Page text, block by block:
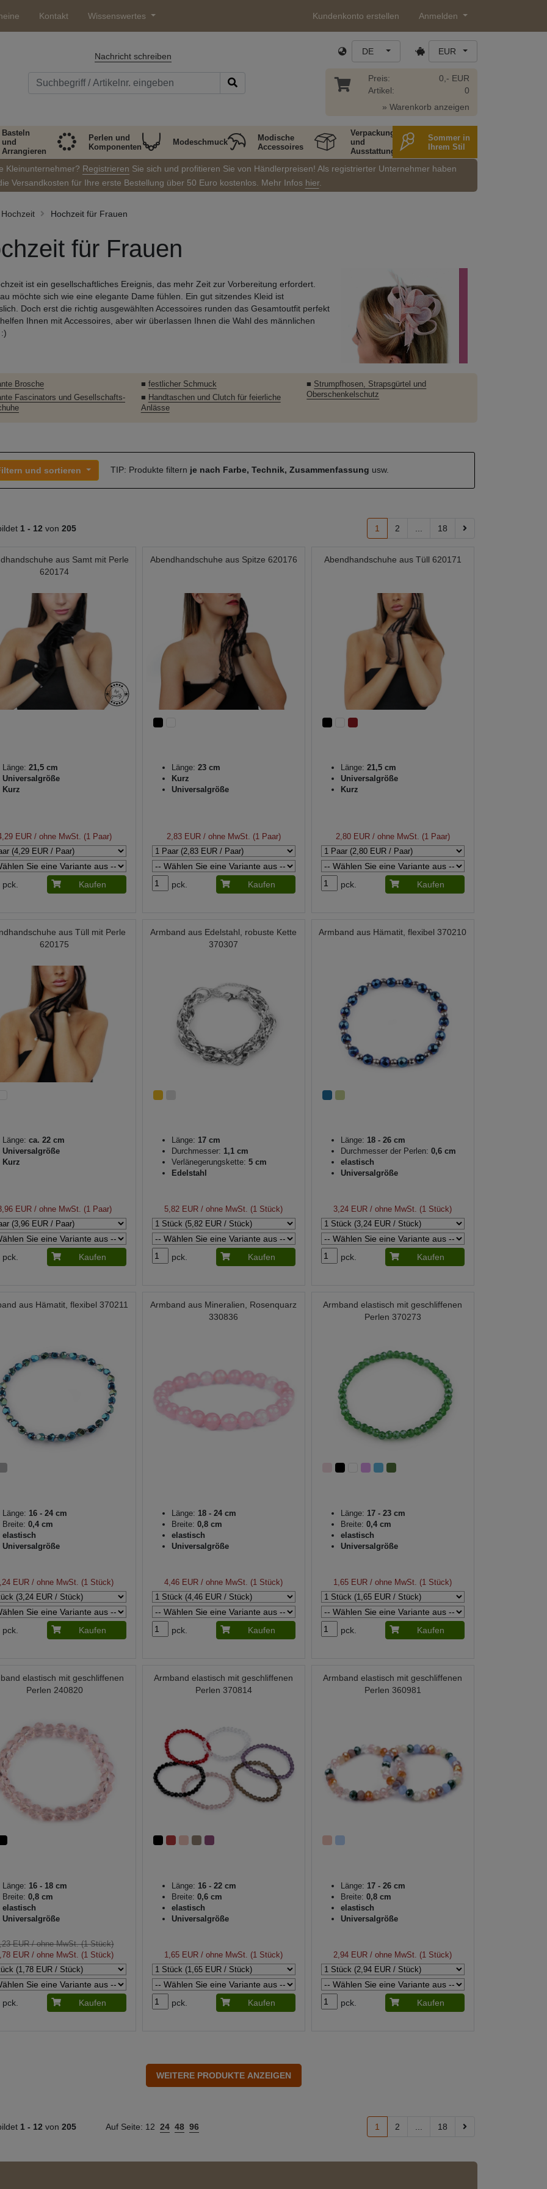
Kontakt Wissenswertes Kundenkonto erstellen Anmelden
Nachricht schreiben DE EUR
Preis:
Artikel:
0,- EUR
0
» Warenkorb anzeigen
Basteln
und
Arrangieren
Perlen und
Komponenten
Modeschmuck
Modische
Accessoires
Verpackung
und
Ausstattung
Sommer in
Ihrem Stil
Kleinunternehmer? Registrieren Sie sich und profitieren Sie von Händlerpreisen! Als registrierter Unternehmer haben
Versandkosten für Ihre erste Bestellung über 50 Euro kostenlos. Mehr Infos hier.
Hochzeit Hochzeit für Frauen
für Frauen
ist ein gesellschaftliches Ereignis, das mehr Zeit zur Vorbereitung erfordert.
möchte sich wie eine elegante Dame fühlen. Ein gut sitzendes Kleid ist
Doch erst die richtig ausgewählten Accessoires runden das Gesamtoutfit perfekt
Ihnen mit Accessoires, aber wir überlassen Ihnen die Wahl des männlichen
Brosche
Fascinators und Gesellschafts-
■ festlicher Schmuck
■ Handtaschen und Clutch für feierliche
Anlässe
■ Strumpfhosen, Strapsgürtel und
Oberschenkelschutz
und sortieren TIP: Produkte filtern je nach Farbe, Technik, Zusammenfassung usw.
1 - 12 von 205 1 2 18
aus Samt mit Perle
620174
Länge: 21,5 cm
Universalgröße
Kurz
EUR/ ohne MwSt. (1 Paar)
pck. Kaufen
Abendhandschuhe aus Spitze 620176
Länge: 23 cm
Kurz
Universalgröße
2,83 EUR/ ohne MwSt. (1 Paar)
pck. Kaufen
Abendhandschuhe aus Tüll 620171
Länge: 21,5 cm
Universalgröße
Kurz
2,80 EUR/ ohne MwSt. (1 Paar)
pck. Kaufen
aus Tüll mit Perle
620175
Länge: ca. 22 cm
Universalgröße
Kurz
EUR/ ohne MwSt. (1 Paar)
pck. Kaufen
Armband aus Edelstahl, robuste Kette
370307
Länge: 17 cm
Durchmesser: 1,1 cm
Verlänegerungskette: 5 cm
Edelstahl
5,82 EUR / ohne MwSt. (1 Stück)
pck. Kaufen
Armband aus Hämatit, flexibel 370210
Länge: 18 - 26 cm
Durchmesser der Perlen: 0,6 cm
elastisch
Universalgröße
3,24 EUR / ohne MwSt. (1 Stück)
pck. Kaufen
aus Hämatit, flexibel 370211
Länge: 16 - 24 cm
Breite: 0,4 cm
elastisch
Universalgröße
EUR / ohne MwSt. (1 Stück)
pck. Kaufen
Armband aus Mineralien, Rosenquarz
330836
Länge: 18 - 24 cm
Breite: 0,8 cm
elastisch
Universalgröße
4,46 EUR / ohne MwSt. (1 Stück)
pck. Kaufen
Armband elastisch mit geschliffenen
Perlen 370273
Länge: 17 - 23 cm
Breite: 0,4 cm
elastisch
Universalgröße
1,65 EUR / ohne MwSt. (1 Stück)
pck. Kaufen
elastisch mit geschliffenen
Perlen 240820
Länge: 16 - 18 cm
Breite: 0,8 cm
elastisch
Universalgröße
EUR/ ohne MwSt. (1 Stück)
EUR / ohne MwSt. (1 Stück)
pck. Kaufen
Armband elastisch mit geschliffenen
Perlen 370814
Länge: 16 - 22 cm
Breite: 0,6 cm
elastisch
Universalgröße
1,65 EUR / ohne MwSt. (1 Stück)
pck. Kaufen
Armband elastisch mit geschliffenen
Perlen 360981
Länge: 17 - 26 cm
Breite: 0,8 cm
elastisch
Universalgröße
2,94 EUR / ohne MwSt. (1 Stück)
pck. Kaufen
1 - 12 von 205 Auf Seite: 12 24 48 96 1 2 18